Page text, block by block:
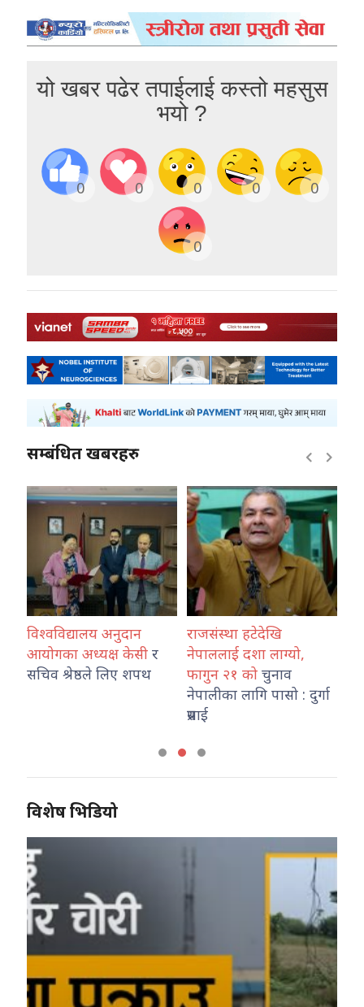
यो खबर पढेर तपाईलाई कस्तो महसुस
भयो ?
0 0 0 0 0
0
सम्बंधित खबरहरु
विश्वविद्यालय अनुदान
आयोगका अध्यक्ष केसी र
सचिव श्रेष्ठले लिए शपथ
राजसंस्था हटेदेखि
नेपाललाई दशा लाग्यो,
फागुन २१ को चुनाव
नेपालीका लागि पासो : दुर्गा
प्रसाई
विशेष भिडियो